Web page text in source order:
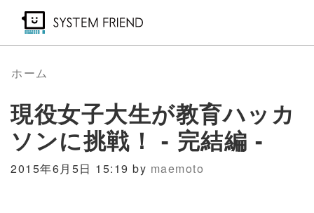
ン
コ
テ
ン
に
ホーム
現役女子大生が教育ハッカ
ソンに挑戦！ - 完結編 -
2015年6月5日 15:19 by maemoto